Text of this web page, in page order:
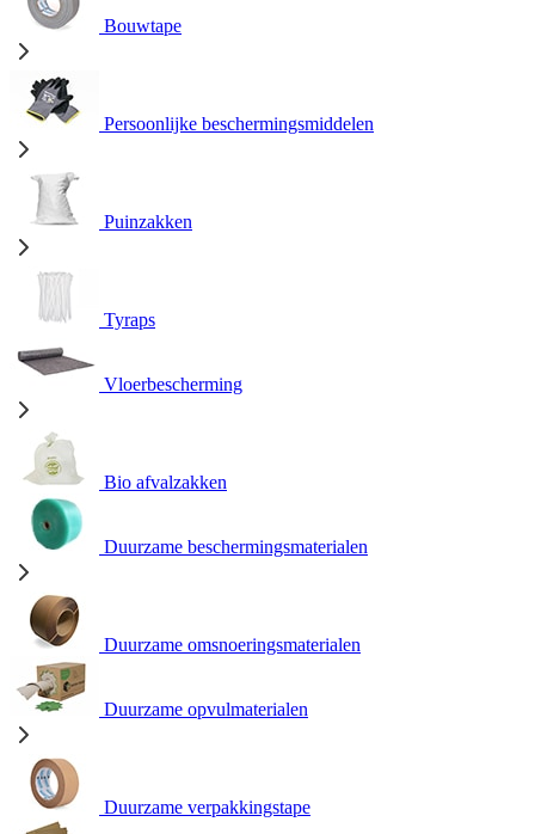
Bouwtape
Persoonlijke beschermingsmiddelen
Puinzakken
Tyraps
Vloerbescherming
Bio afvalzakken
Duurzame beschermingsmaterialen
Duurzame omsnoeringsmaterialen
Duurzame opvulmaterialen
Duurzame verpakkingstape